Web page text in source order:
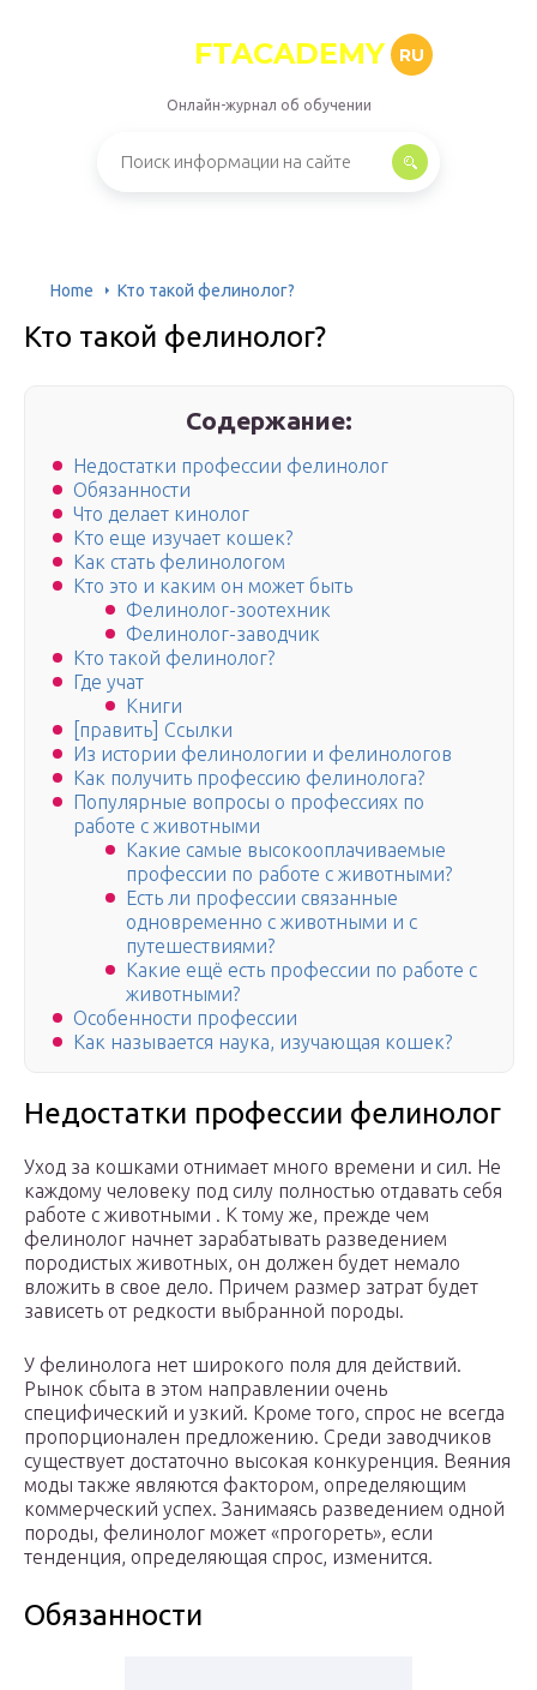
FTACADEMY RU
Онлайн-журнал об обучении
Home Кто такой фелинолог?
Кто такой фелинолог?
Содержание:
Недостатки профессии фелинолог
Обязанности
Что делает кинолог
Кто еще изучает кошек?
Как стать фелинологом
Кто это и каким он может быть
Фелинолог-зоотехник
Фелинолог-заводчик
Кто такой фелинолог?
Где учат
Книги
[править] Ссылки
Из истории фелинологии и фелинологов
Как получить профессию фелинолога?
Популярные вопросы о профессиях по
работе с животными
Какие самые высокооплачиваемые
профессии по работе с животными?
Есть ли профессии связанные
одновременно с животными и с
путешествиями?
Какие ещё есть профессии по работе с
животными?
Особенности профессии
Как называется наука, изучающая кошек?
Недостатки профессии фелинолог
Уход за кошками отнимает много времени и сил. Не
каждому человеку под силу полностью отдавать себя
работе с животными . К тому же, прежде чем
фелинолог начнет зарабатывать разведением
породистых животных, он должен будет немало
вложить в свое дело. Причем размер затрат будет
зависеть от редкости выбранной породы.
У фелинолога нет широкого поля для действий.
Рынок сбыта в этом направлении очень
специфический и узкий. Кроме того, спрос не всегда
пропорционален предложению. Среди заводчиков
существует достаточно высокая конкуренция. Веяния
моды также являются фактором, определяющим
коммерческий успех. Занимаясь разведением одной
породы, фелинолог может «прогореть», если
тенденция, определяющая спрос, изменится.
Обязанности